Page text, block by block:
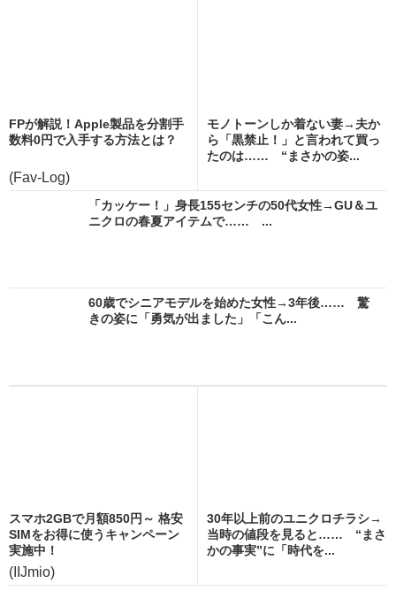
FPが解説！Apple製品を分割手
数料0円で入手する方法とは？
(Fav-Log)
モノトーンしか着ない妻→夫か
ら「黒禁止！」と言われて買っ
たのは…… “まさかの姿...
「カッケー！」身長155センチの50代女性→GU＆ユ
ニクロの春夏アイテムで…… ...
60歳でシニアモデルを始めた女性→3年後…… 驚
きの姿に「勇気が出ました」「こん...
スマホ2GBで月額850円～ 格安
SIMをお得に使うキャンペーン
実施中！
(IIJmio)
30年以上前のユニクロチラシ→
当時の値段を見ると…… “まさ
かの事実”に「時代を...